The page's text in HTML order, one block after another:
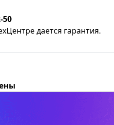
50
дается гарантия.